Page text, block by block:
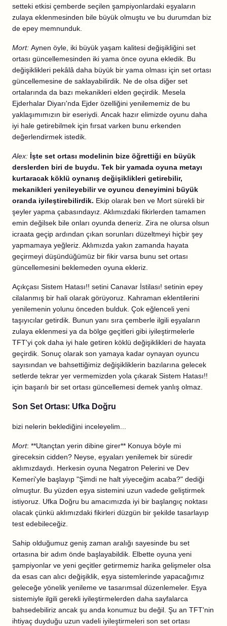
setteki etkisi çemberde seçilen şampiyonlardaki eşyaların
zulaya eklenmesinden bile büyük olmuştu ve bu durumdan biz
de epey memnunduk.
Mort: Aynen öyle, iki büyük yaşam kalitesi değişikliğini set
ortası güncellemesinden iki yama önce oyuna ekledik. Bu
değişiklikleri pekâlâ daha büyük bir yama olması için set ortası
güncellemesine de saklayabilirdik. Ne de olsa diğer set
ortalarında da bazı mekanikleri elden geçirdik. Mesela
Ejderhalar Diyarı'nda Ejder özelliğini yenilememiz de bu
yaklaşımımızın bir eseriydi. Ancak hazır elimizde oyunu daha
iyi hale getirebilmek için fırsat varken bunu erkenden
değerlendirmek istedik.
Alex: İşte set ortası modelinin bize öğrettiği en büyük
derslerden biri de buydu. Tek bir yamada oyuna metayı
kurtaracak köklü oynanış değişiklikleri getirebilir,
mekanikleri yenileyebilir ve oyuncu deneyimini büyük
oranda iyileştirebilirdik. Ekip olarak ben ve Mort sürekli bir
şeyler yapma çabasındayız. Aklımızdaki fikirlerden tamamen
emin değilsek bile onları oyunda deneriz. Zira ne olursa olsun
icraata geçip ardından çıkan sorunları düzeltmeyi hiçbir şey
yapmamaya yeğleriz. Aklımızda yakın zamanda hayata
geçirmeyi düşündüğümüz bir fikir varsa bunu set ortası
güncellemesini beklemeden oyuna ekleriz.
Açıkçası Sistem Hatası!! setini Canavar İstilası! setinin epey
cilalanmış bir hali olarak görüyoruz. Kahraman eklentilerini
yenilemenin yolunu önceden bulduk. Çok eğlenceli yeni
taşıyıcılar getirdik. Bunun yanı sıra çemberle ilgili eşyaların
zulaya eklenmesi ya da bölge geçitleri gibi iyileştirmelerle
TFT'yi çok daha iyi hale getiren köklü değişiklikleri de hayata
geçirdik. Sonuç olarak son yamaya kadar oynayan oyuncu
sayısından ve bahsettiğimiz değişikliklerin bazılarına gelecek
setlerde tekrar yer vermemizden yola çıkarak Sistem Hatası!!
için başarılı bir set ortası güncellemesi demek yanlış olmaz.
Son Set Ortası: Ufka Doğru
bizi nelerin beklediğini inceleyelim...
Mort: **Utançtan yerin dibine girer** Konuya böyle mi
gireceksin cidden? Neyse, eşyaları yenilemek bir süredir
aklımızdaydı. Herkesin oyuna Negatron Pelerini ve Dev
Kemeri'yle başlayıp "Şimdi ne halt yiyeceğim acaba?" dediği
olmuştur. Bu yüzden eşya sistemini uzun vadede geliştirmek
istiyoruz. Ufka Doğru bu amacımızda iyi bir başlangıç noktası
olacak çünkü aklımızdaki fikirleri düzgün bir şekilde tasarlayıp
test edebileceğiz.
Sahip olduğumuz geniş zaman aralığı sayesinde bu set
ortasına bir adım önde başlayabildik. Elbette oyuna yeni
şampiyonlar ve yeni geçitler getirmemiz harika gelişmeler olsa
da esas can alıcı değişiklik, eşya sistemlerinde yapacağımız
geleceğe yönelik yenileme ve tasarımsal düzenlemeler. Eşya
sistemiyle ilgili gerekli iyileştirmelerden daha sayfalarca
bahsedebiliriz ancak şu anda konumuz bu değil. Şu an TFT'nin
ihtiyaç duyduğu uzun vadeli iyileştirmeleri son set ortası